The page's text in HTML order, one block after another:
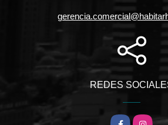
REDES
Facebook